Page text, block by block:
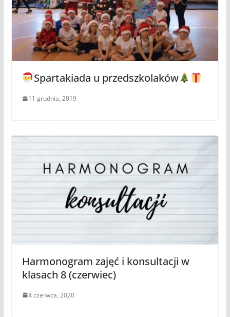
Spartakiada u przedszkolaków
11 grudnia, 2019
Harmonogram zajęć i konsultacji w
klasach 8 (czerwiec)
4 czerwca, 2020